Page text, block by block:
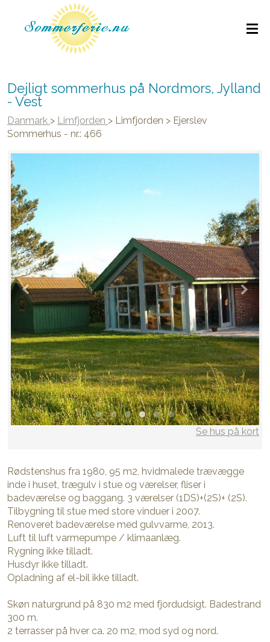
Dejligt sommerhus på Nordmors, Jylland
- Vest
Danmark > Limfjorden > Limfjorden > Ejerslev
Sommerhus - nr.: 466
Se hus på kort
Rødstenshus fra 1980, 95 m2, hvidmalede trævægge
inde i huset, trægulv i stue og værelser, fliser i
badeværelse og baggang. 3 værelser (1DS)+(2S)+ (2S).
Tilbygning til stue med store vinduer i 2007.
Renoveret badeværelse med gulvvarme, 2013.
Luft til luft varmepumpe / klimaanlæg.
Rygning ikke tilladt.
Husdyr ikke tilladt.
Opladning af el-bil ikke tilladt.
Skøn naturgrund på 830 m2 med fjordudsigt. Badestrand
300 m.
2 terrasser på hver ca. 20 m2, mod syd og nord.